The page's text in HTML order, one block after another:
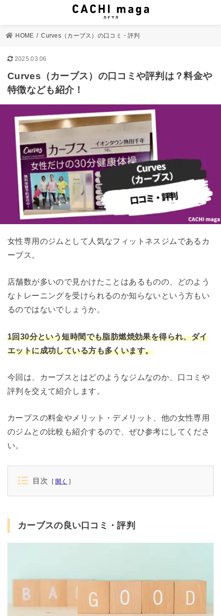
HOME Curves（カーブス）の口コミ・評判
2025.03.06
Curves（カーブス）の口コミや評判は？料金や
特徴なども紹介！
女性専用のジムとして人気なフィットネスジムであるカ
ーブス。
店舗数が多いので見かけたことはあるものの、どのよう
なトレーニングを受けられるのか知らないという方もい
るのではないでしょうか。
1回30分という短時間でも脂肪燃焼効果を得られ、ダイ
エットに成功している方も多くいます。
今回は、カーブスとはどのようなジムなのか、口コミや
評判を交えて紹介します。
カーブスの料金やメリット・デメリット、他の女性専用
のジムとの比較も紹介するので、ぜひ参考にしてくださ
い。
目次 開く
カーブスの良い口コミ・評判